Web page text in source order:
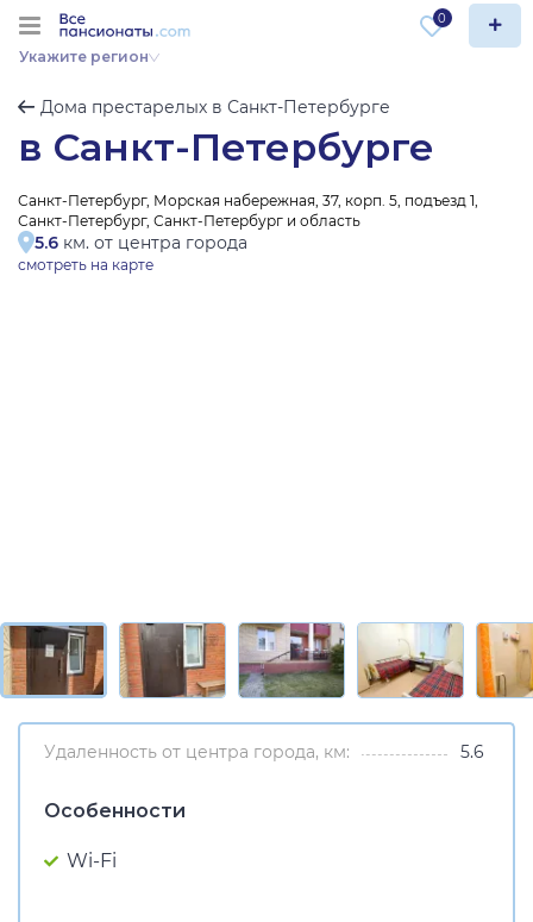
Укажите регион
0
Дома престарелых в Санкт-Петербурге
в Санкт-Петербурге
Санкт-Петербург, Морская набережная, 37, корп. 5, подъезд 1,
Санкт-Петербург, Санкт-Петербург и область
5.6 км. от центра города
смотреть на карте
Удаленность от центра города, км: 5.6
Особенности
Wi-Fi